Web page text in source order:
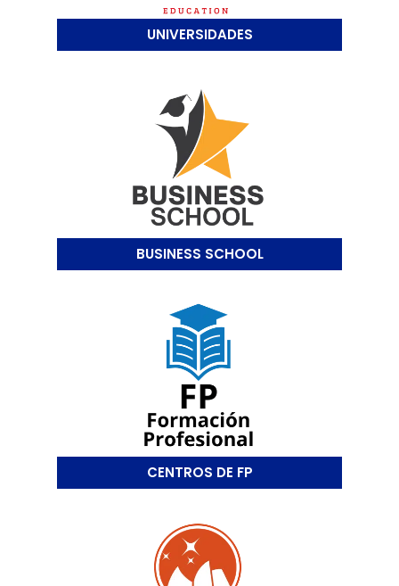
UNIVERSIDADES
BUSINESS SCHOOL
CENTROS DE FP